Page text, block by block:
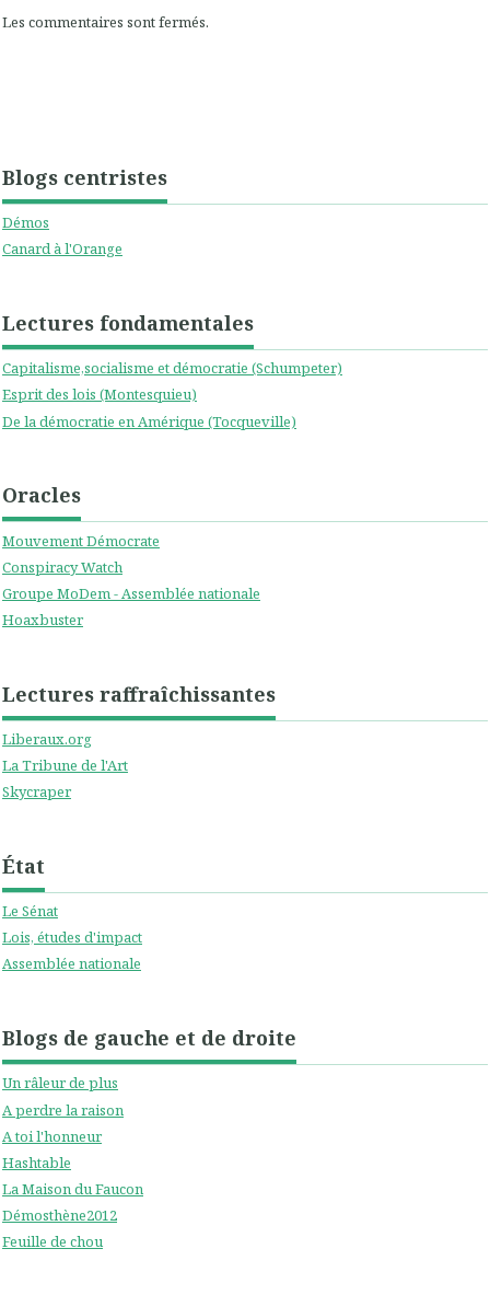
Blogs centristes
Démos
Canard à l'Orange
Lectures fondamentales
Capitalisme,socialisme et démocratie (Schumpeter)
Esprit des lois (Montesquieu)
De la démocratie en Amérique (Tocqueville)
Oracles
Mouvement Démocrate
Conspiracy Watch
Groupe MoDem - Assemblée nationale
Hoaxbuster
Lectures raffraîchissantes
Liberaux.org
La Tribune de l'Art
Skycraper
État
Le Sénat
Lois, études d'impact
Assemblée nationale
Blogs de gauche et de droite
Un râleur de plus
A perdre la raison
A toi l'honneur
Hashtable
La Maison du Faucon
Démosthène2012
Feuille de chou
Les commentaires sont fermés.